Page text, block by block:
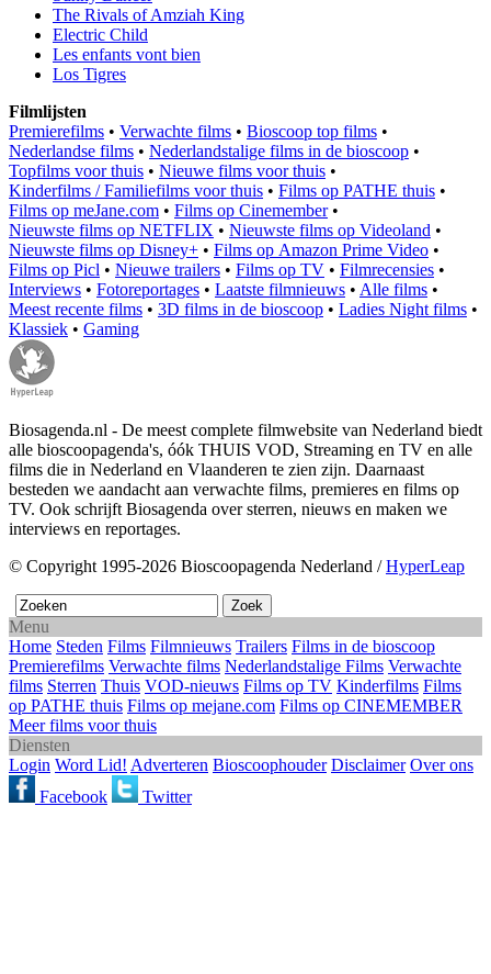
The Rivals of Amziah King
Electric Child
Les enfants vont bien
Los Tigres
Filmlijsten
Premierefilms • Verwachte films • Bioscoop top films •
Nederlandse films • Nederlandstalige films in de bioscoop •
Topfilms voor thuis • Nieuwe films voor thuis •
Kinderfilms / Familiefilms voor thuis • Films op PATHE thuis •
Films op meJane.com • Films op Cinemember•
Nieuwste films op NETFLIX • Nieuwste films op Videoland •
Nieuwste films op Disney+ • Films op Amazon Prime Video •
Films op Picl • Nieuwe trailers • Films op TV • Filmrecensies •
Interviews • Fotoreportages • Laatste filmnieuws • Alle films •
Meest recente films • 3D films in de bioscoop • Ladies Night films •
Klassiek • Gaming
Biosagenda.nl - De meest complete filmwebsite van Nederland biedt
alle bioscoopagenda's, óók THUIS VOD, Streaming en TV en alle
films die in Nederland en Vlaanderen te zien zijn. Daarnaast
besteden we aandacht aan verwachte films, premieres en films op
TV. Ook schrijft Biosagenda over sterren, nieuws en maken we
interviews en reportages.
© Copyright 1995-2026 Bioscoopagenda Nederland /HyperLeap
Menu
Home Steden Films Filmnieuws Trailers Films in de bioscoop
Premierefilms Verwachte films Nederlandstalige Films Verwachte
films Sterren Thuis VOD-nieuws Films op TV Kinderfilms Films
op PATHE thuis Films op mejane.com Films op CINEMEMBER
Meer films voor thuis
Diensten
Login Word Lid! Adverteren Bioscoophouder Disclaimer Over ons
Facebook
Twitter